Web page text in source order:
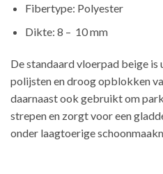
Fibertype: Polyester
Dikte: 8 – 10 mm
De standaard vloerpad beige
polijsten en droog opblokken
daarnaast ook gebruikt om
strepen en zorgt voor een
onder laagtoerige